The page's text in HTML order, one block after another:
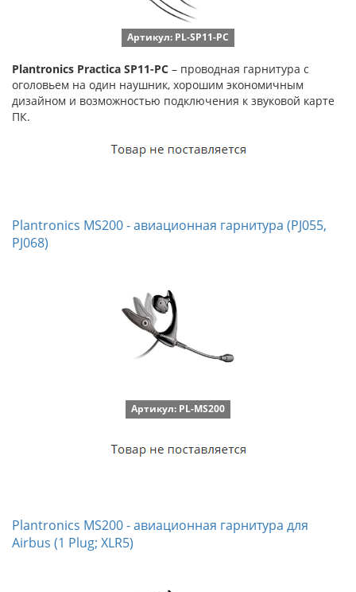
Артикул: PL-SP11-PC
Plantronics Practica SP11-PC – проводная гарнитура с
оголовьем на один наушник, хорошим экономичным
дизайном и возможностью подключения к звуковой карте
ПК.
Plantronics MS200 - авиационная гарнитура (PJ055,
PJ068)
Артикул: PL-MS200
Plantronics MS200 - авиационная гарнитура для
Airbus (1 Plug; XLR5)